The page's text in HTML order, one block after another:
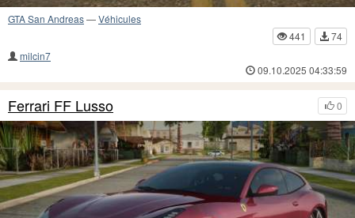
GTA San Andreas—Véhicules
441
74
milcin7
09.10.2025 04:33:59
0
Ferrari FF Lusso